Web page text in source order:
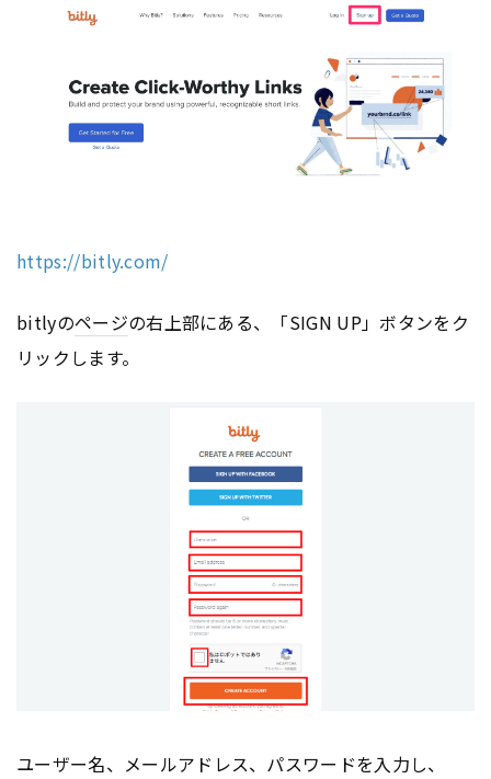
https://bitly.com/
bitlyのページの右上部にある、「SIGN UP」ボタンをク
リックします。
ユーザー名、メールアドレス、パスワードを入力し、